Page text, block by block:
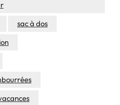
sac à dos